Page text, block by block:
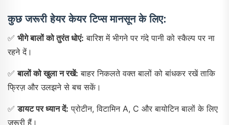
कुछ जरूरी हेयर केयर टिप्स मानसून के लिए:
✅ भीगे बालों को तुरंत धोएं: बारिश में भीगने पर गंदे पानी को स्कैल्प पर ना
रहने दें।
✅बालों को खुला न रखें: बाहर निकलते वक्त बालों को बांधकर रखें ताकि
फ्रिज़ और उलझने से बच सकें।
✅डायट पर ध्यान दें: प्रोटीन, विटामिन A, C और बायोटिन बालों के लिए
जरूरी हैं।